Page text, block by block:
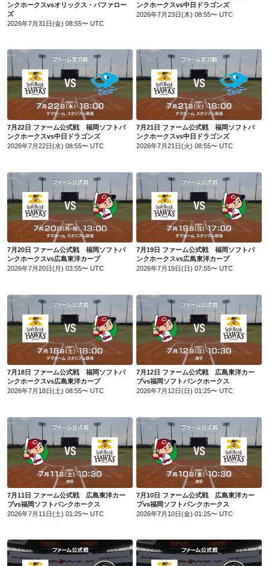
ンクホークスvsオリックス・バファロー
ズ
2026年7月31日(金) 08:55〜 UTC
ンクホークスvs中日ドラゴンズ
2026年7月23日(木) 08:55〜 UTC
7月22日 ファーム公式戦 福岡ソフトバンクホークスvs中日ドラゴンズ
7月22日 ファーム公式戦 福岡ソフトバ
ンクホークスvs中日ドラゴンズ
2026年7月22日(水) 08:55〜 UTC
7月21日 ファーム公式戦 福岡ソフトバンクホークスvs中日ドラゴンズ
7月21日 ファーム公式戦 福岡ソフトバ
ンクホークスvs中日ドラゴンズ
2026年7月21日(火) 08:55〜 UTC
7月20日 ファーム公式戦 福岡ソフトバンクホークスvs広島東洋カープ
7月20日 ファーム公式戦 福岡ソフトバ
ンクホークスvs広島東洋カープ
2026年7月20日(月) 03:55〜 UTC
7月19日 ファーム公式戦 福岡ソフトバンクホークスvs広島東洋カープ
7月19日 ファーム公式戦 福岡ソフトバ
ンクホークスvs広島東洋カープ
2026年7月19日(日) 07:55〜 UTC
7月18日 ファーム公式戦 福岡ソフトバンクホークスvs広島東洋カープ
7月18日 ファーム公式戦 福岡ソフトバ
ンクホークスvs広島東洋カープ
2026年7月18日(土) 08:55〜 UTC
7月12日 ファーム公式戦 広島東洋カープvs福岡ソフトバンクホークス
7月12日 ファーム公式戦 広島東洋カー
プvs福岡ソフトバンクホークス
2026年7月12日(日) 01:25〜 UTC
7月11日 ファーム公式戦 広島東洋カープvs福岡ソフトバンクホークス
7月11日 ファーム公式戦 広島東洋カー
プvs福岡ソフトバンクホークス
2026年7月11日(土) 01:25〜 UTC
7月10日 ファーム公式戦 広島東洋カープvs福岡ソフトバンクホークス
7月10日 ファーム公式戦 広島東洋カー
プvs福岡ソフトバンクホークス
2026年7月10日(金) 01:25〜 UTC